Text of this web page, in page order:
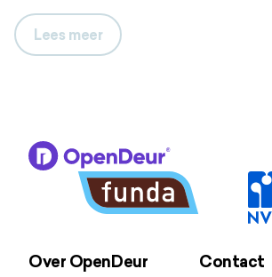
Sfeervolle leefruimtes
Bij binnenkomst in deze woning word
verwelkomd door de gezellige sfeer
ideaal voor wie regelmatig thuis werkt.
souterrain vind je de ruime
gemakken is voorzien. Vanuit hier
de achtertuin, waar je heerlijk kunt
lange dag. De badkamer op deze
Lees meer
Over OpenDeur Contact